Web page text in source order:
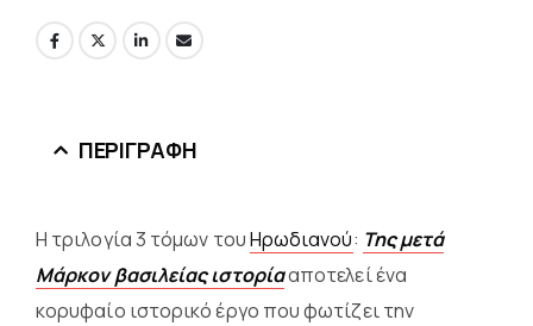
ΠΕΡΙΓΡΑΦΉ
Η τριλογία 3 τόμων τουΗρωδιανού: Της μετά
Μάρκον βασιλείας ιστορίααποτελεί ένα
κορυφαίο ιστορικό έργο που φωτίζει την